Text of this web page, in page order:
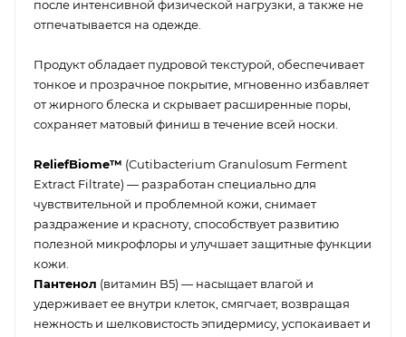
после интенсивной физической нагрузки, а также не
отпечатывается на одежде.
Продукт обладает пудровой текстурой, обеспечивает
тонкое и прозрачное покрытие, мгновенно избавляет
от жирного блеска и скрывает расширенные поры,
сохраняет матовый финиш в течение всей носки.
ReliefBiome™ (Cutibacterium Granulosum Ferment
Extract Filtrate) — разработан специально для
чувствительной и проблемной кожи, снимает
раздражение и красноту, способствует развитию
полезной микрофлоры и улучшает защитные функции
кожи.
Пантенол (витамин B5) — насыщает влагой и
удерживает ее внутри клеток, смягчает, возвращая
нежность и шелковистость эпидермису, успокаивает и